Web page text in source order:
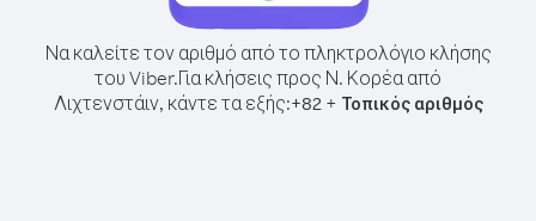
Να καλείτε τον αριθμό από το πληκτρολόγιο κλήσης
του Viber.Για κλήσεις προς Ν. Κορέα από
Λιχτενστάιν, κάντε τα εξής:+82+ Τοπικός αριθμός